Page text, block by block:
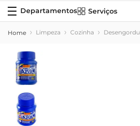
Serviços
Limpeza Cozinha